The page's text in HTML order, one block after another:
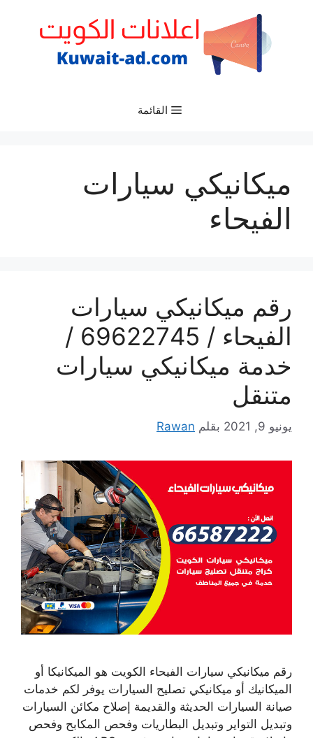
القائمة
ميكانيكي سيارات
الفيحاء
رقم ميكانيكي سيارات
الفيحاء / 69622745 /
خدمة ميكانيكي سيارات
متنقل
يونيو 9, 2021 بقلم Rawan
رقم ميكانيكي سيارات الفيحاء الكويت هو الميكانيكا أو
الميكانيك أو ميكانيكي تصليح السيارات يوفر لكم خدمات
صيانة السيارات الحديثة والقديمة إصلاح مكائن السيارات
وتبديل التواير وتبديل البطاريات وفحص المكابح وفحص